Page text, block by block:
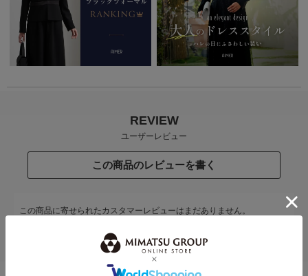
REVIEW
ユーザーレビュー
この商品のレビューを書く
この商品に寄せられたカスタマーレビューはまだありません。